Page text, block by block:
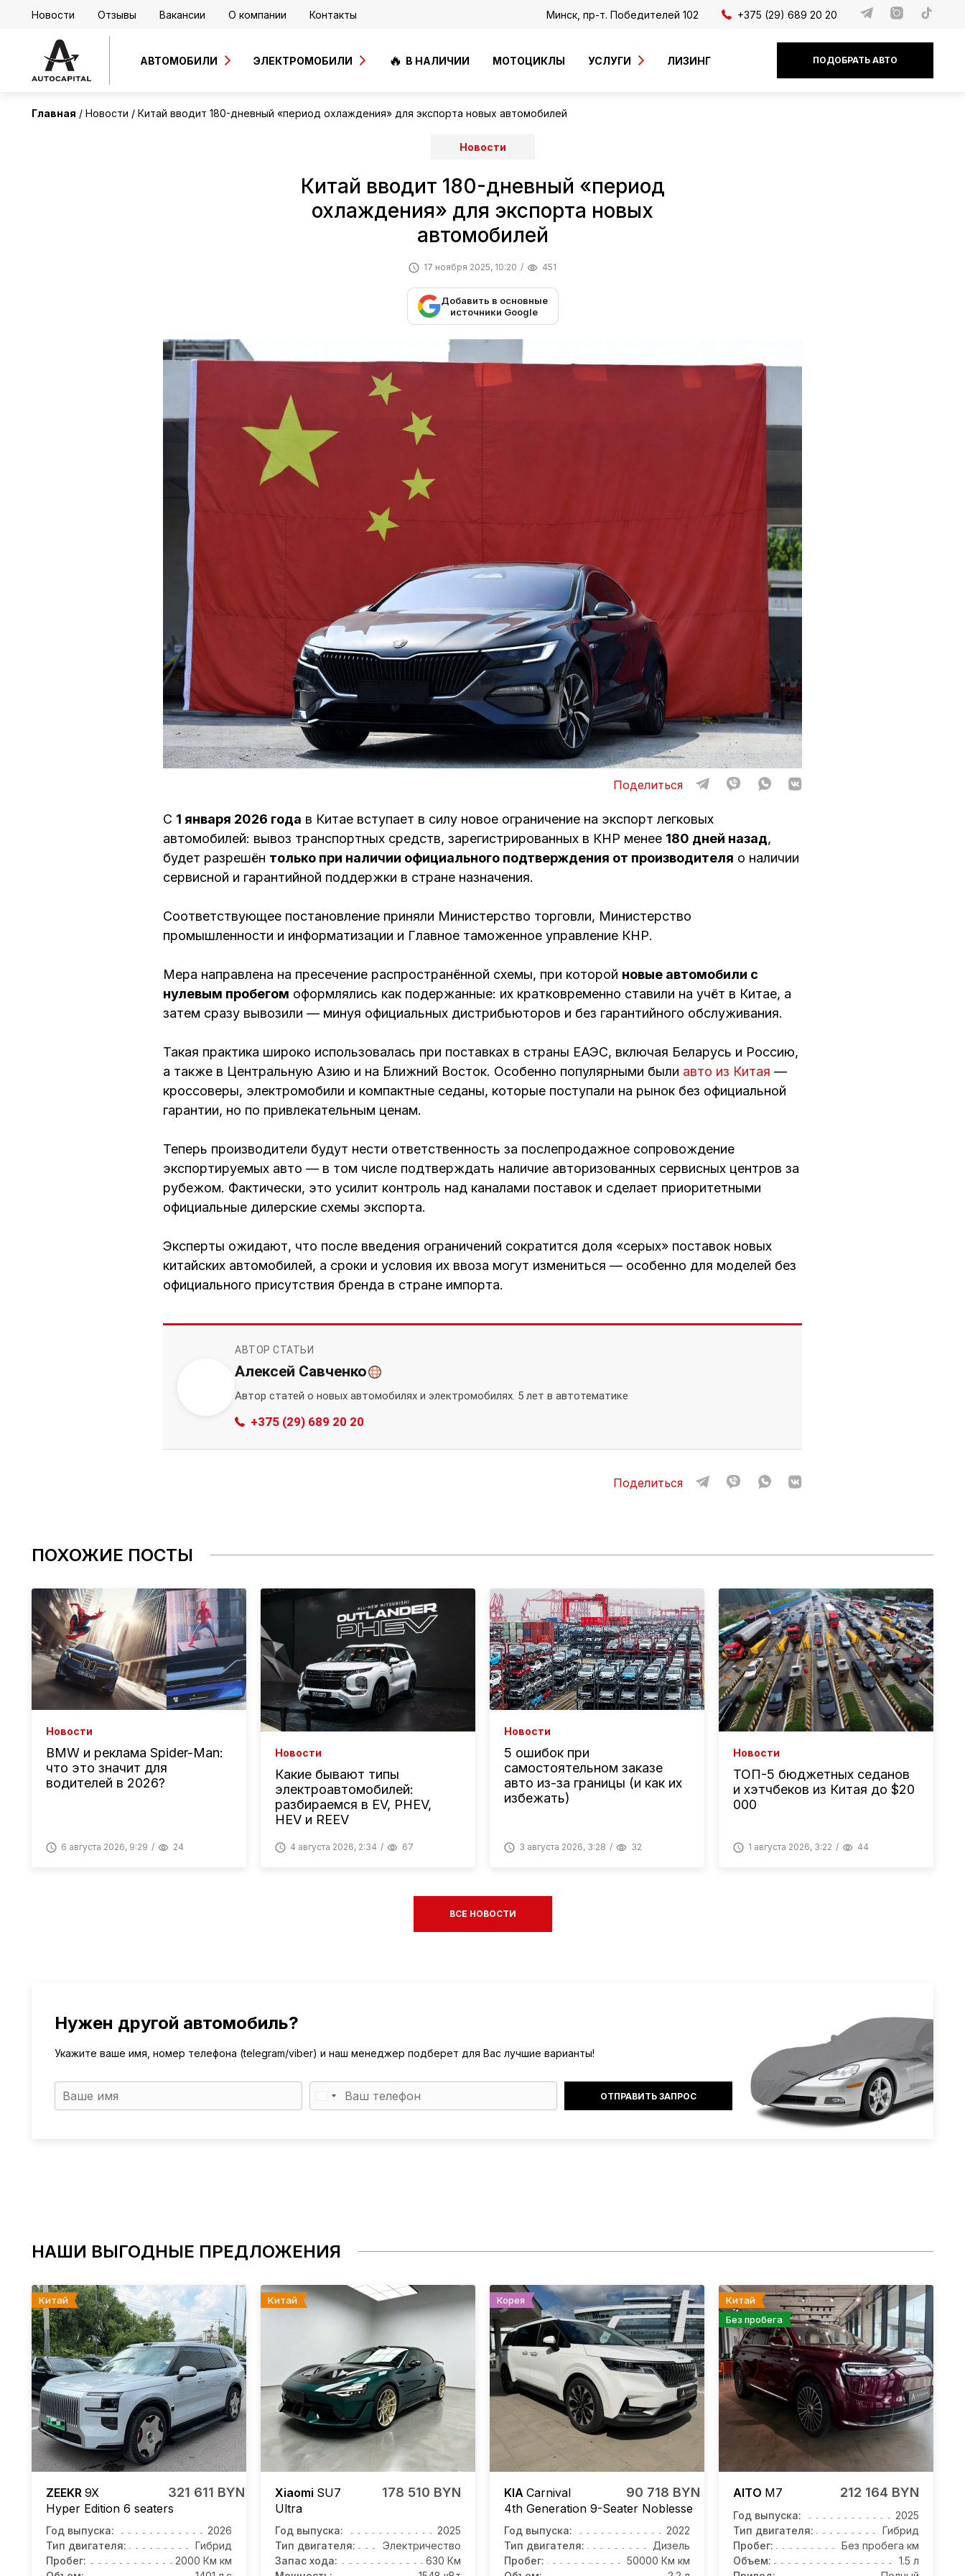
Новости Отзывы Вакансии О компании Контакты Минск, пр-т. Победителей 102 +375 (29) 689 20 20
АВТОМОБИЛИ ЭЛЕКТРОМОБИЛИ В НАЛИЧИИ МОТОЦИКЛЫ УСЛУГИ ЛИЗИНГ ПОДОБРАТЬ АВТО
Главная Новости Китай вводит 180-дневный «период охлаждения» для экспорта новых автомобилей
Новости
Китай вводит 180-дневный «период
охлаждения» для экспорта новых
автомобилей
17 ноября 2025, 10:20 451
Добавить в основные
источники Google
Поделиться
С 1 января 2026 года в Китае вступает в силу новое ограничение на экспорт легковых
автомобилей: вывоз транспортных средств, зарегистрированных в КНР менее 180 дней назад,
будет разрешён только при наличии официального подтверждения от производителя о наличии
сервисной и гарантийной поддержки в стране назначения.
Соответствующее постановление приняли Министерство торговли, Министерство
промышленности и информатизации и Главное таможенное управление КНР.
Мера направлена на пресечение распространённой схемы, при которой новые автомобили с
нулевым пробегом оформлялись как подержанные: их кратковременно ставили на учёт в Китае, а
затем сразу вывозили — минуя официальных дистрибьюторов и без гарантийного обслуживания.
Такая практика широко использовалась при поставках в страны ЕАЭС, включая Беларусь и Россию,
а также в Центральную Азию и на Ближний Восток. Особенно популярными были авто из Китая —
кроссоверы, электромобили и компактные седаны, которые поступали на рынок без официальной
гарантии, но по привлекательным ценам.
Теперь производители будут нести ответственность за послепродажное сопровождение
экспортируемых авто — в том числе подтверждать наличие авторизованных сервисных центров за
рубежом. Фактически, это усилит контроль над каналами поставок и сделает приоритетными
официальные дилерские схемы экспорта.
Эксперты ожидают, что после введения ограничений сократится доля «серых» поставок новых
китайских автомобилей, а сроки и условия их ввоза могут измениться — особенно для моделей без
официального присутствия бренда в стране импорта.
АВТОР СТАТЬИ
Алексей Савченко
Автор статей о новых автомобилях и электромобилях. 5 лет в автотематике
+375 (29) 689 20 20
Поделиться
ПОХОЖИЕ ПОСТЫ
Новости
BMW и реклама Spider-Man:
что это значит для
водителей в 2026?
6 августа 2026, 9:29 24
Новости
Какие бывают типы
электроавтомобилей:
разбираемся в EV, PHEV,
HEV и REEV
4 августа 2026, 2:34 67
Новости
5 ошибок при
самостоятельном заказе
авто из-за границы (и как их
избежать)
3 августа 2026, 3:28 32
Новости
ТОП-5 бюджетных седанов
и хэтчбеков из Китая до $20
000
1 августа 2026, 3:22 44
ВСЕ НОВОСТИ
Нужен другой автомобиль?
Укажите ваше имя, номер телефона (telegram/viber) и наш менеджер подберет для Вас лучшие варианты!
НАШИ ВЫГОДНЫЕ ПРЕДЛОЖЕНИЯ
Китай
ZEEKR 9X
Hyper Edition 6 seaters
321 611 BYN
Год выпуска:
2026
Тип двигателя:
Гибрид
Пробег:
2000 Км км
Китай
Xiaomi SU7
Ultra
178 510 BYN
Год выпуска:
2025
Тип двигателя:
Электричество
Запас хода:
630 Км
Корея
KIA Carnival
4th Generation 9-Seater Noblesse
90 718 BYN
Год выпуска:
2022
Тип двигателя:
Дизель
Пробег:
50000 Км км
Китай
Без пробега
AITO M7 212 164 BYN
Год выпуска:
2025
Тип двигателя:
Гибрид
Пробег:
Без пробега км
Объем:
1.5 л